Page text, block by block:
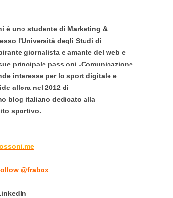
è uno studente di Marketing &
l'Università degli Studi di
giornalista e amante del web e
principale passioni -Comunicazione
interesse per lo sport digitale e
allora nel 2012 di
blog italiano dedicato alla
sportivo.
@frabox